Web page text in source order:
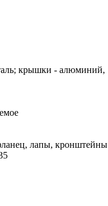
крышки - алюминий,
лапы, кронштейны